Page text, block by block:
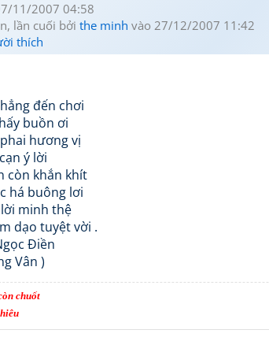
11/2007 04:58
lần cuối bởi the minh vào 27/12/2007 11:42
thích
đến chơi
buồn ơi
hương vị
ý lời
còn khắn khít
há buông lơi
minh thệ
dạo tuyệt vời .
Điền
)
chuốt